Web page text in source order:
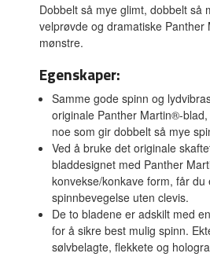
Dobbelt så mye glimt, dobbelt så
velprøvde og dramatiske
mønstre.
Egenskaper:
Samme gode spinn og
originale Panther Martin®-
noe som gir dobbelt så mye
Ved å bruke det originale
bladdesignet med Panther
konvekse/konkave form, får du
spinnbevegelse uten clevis.
De to bladene er adskilt med
for å sikre best mulig spinn.
sølvbelagte, flekkete og